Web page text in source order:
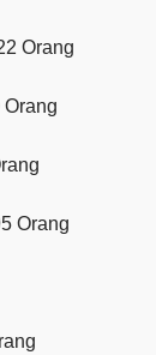
Orang
Orang
Orang